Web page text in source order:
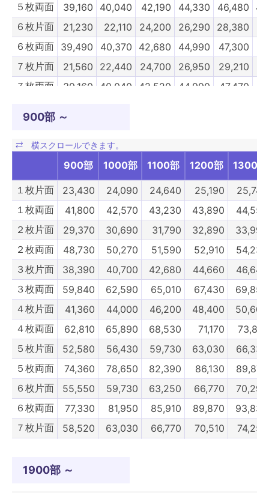
５枚両面
39,160 40,040 42,190 44,330 46,480
６枚片面
21,230 22,110 24,200 26,290 28,380
６枚両面 39,490 40,370 42,680 44,990 47,300
７枚片面
21,560 22,440 24,700 26,950 29,210
７枚両面
39,160 40,040 42,520 44,990 47,470
８枚両面
９枚片面 40,370 41,360
75,900 76,890 79,810 82,720 85,640
10枚片面
40,810 41,910 44,880 47,850 50,820
10枚両面
76,340 77,440 80,630 83,820 87,010
50部
100部 150部 200部 250部
900部 ～
900部 1000部 1100部 1200部 1300部
１枚片面 23,430 24,090 24,640 25,190
25,740
１枚両面
41,800 42,570 43,230 43,890
44,550
２枚片面
29,370 30,690 31,790 32,890
33,990
２枚両面
48,730 50,270 51,590 52,910
54,230
３枚片面
38,390 40,700 42,680 44,660
46,640
３枚両面
59,840 62,590 65,010 67,430
69,850
４枚片面
41,360 44,000 46,200 48,400
50,600
４枚両面
62,810 65,890 68,530 71,170
73,810
５枚片面
52,580 56,430 59,730 63,030
66,330
５枚両面
74,360 78,650 82,390 86,130
89,870
６枚片面
55,550 59,730 63,250 66,770
70,290
６枚両面
77,330 81,950 85,910 89,870
93,830
７枚片面
58,520 63,030 66,770 70,510
74,250
８枚片面
61,490
1900部 ～